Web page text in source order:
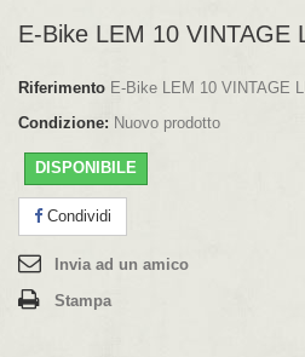
E-Bike LEM 10 VINTAGE
Riferimento E-Bike LEM 10 VINTAGE
Condizione: Nuovo prodotto
DISPONIBILE
Condividi
Invia ad un amico
Stampa